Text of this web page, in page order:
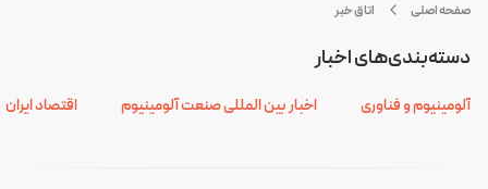
صفحه اصلی اتاق خبر
ژاپندسته‌بندی‌های اخبار
آلومینیوم و فناوری اخبار بین المللی صنعت آلومینیوم اقتصاد ایران